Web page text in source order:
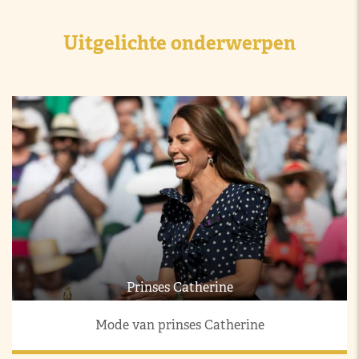
Uitgelichte onderwerpen
Prinses Catherine
Mode van prinses Catherine